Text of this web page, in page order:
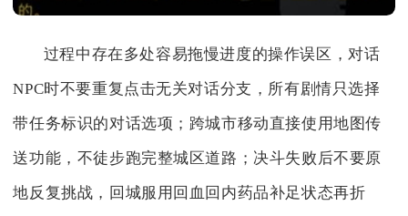
过程中存在多处容易拖慢进度的操作误区，对话
NPC时不要重复点击无关对话分支，所有剧情只选择
带任务标识的对话选项；跨城市移动直接使用地图传
送功能，不徒步跑完整城区道路；决斗失败后不要原
地反复挑战，回城服用回血回内药品补足状态再折